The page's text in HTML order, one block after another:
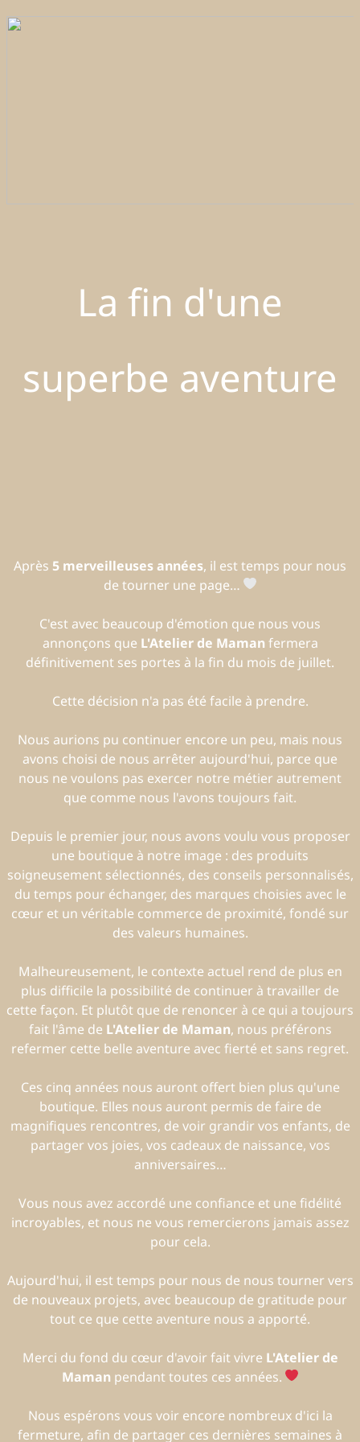
La fin d'une
superbe aventure
Après 5 merveilleuses années, il est temps pour nous
de tourner une page…
C'est avec beaucoup d'émotion que nous vous
annonçons que L'Atelier de Maman fermera
définitivement ses portes à la fin du mois de juillet.
Cette décision n'a pas été facile à prendre.
Nous aurions pu continuer encore un peu, mais nous
avons choisi de nous arrêter aujourd'hui, parce que
nous ne voulons pas exercer notre métier autrement
que comme nous l'avons toujours fait.
Depuis le premier jour, nous avons voulu vous proposer
une boutique à notre image : des produits
soigneusement sélectionnés, des conseils personnalisés,
du temps pour échanger, des marques choisies avec le
cœur et un véritable commerce de proximité, fondé sur
des valeurs humaines.
Malheureusement, le contexte actuel rend de plus en
plus difficile la possibilité de continuer à travailler de
cette façon. Et plutôt que de renoncer à ce qui a toujours
fait l'âme de L'Atelier de Maman, nous préférons
refermer cette belle aventure avec fierté et sans regret.
Ces cinq années nous auront offert bien plus qu'une
boutique. Elles nous auront permis de faire de
magnifiques rencontres, de voir grandir vos enfants, de
partager vos joies, vos cadeaux de naissance, vos
anniversaires…
Vous nous avez accordé une confiance et une fidélité
incroyables, et nous ne vous remercierons jamais assez
pour cela.
Aujourd'hui, il est temps pour nous de nous tourner vers
de nouveaux projets, avec beaucoup de gratitude pour
tout ce que cette aventure nous a apporté.
Merci du fond du cœur d'avoir fait vivre L'Atelier de
Maman pendant toutes ces années.
Nous espérons vous voir encore nombreux d'ici la
fermeture, afin de partager ces dernières semaines à